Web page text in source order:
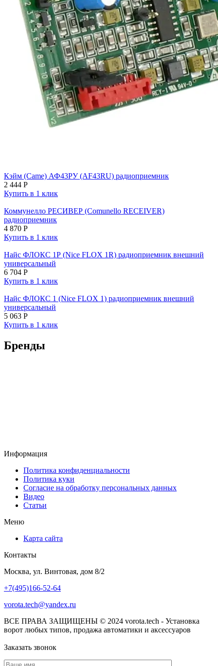
Кэйм (Came) АФ43РУ (AF43RU) радиоприемник
2 444 Р
Купить в 1 клик
Коммунелло РЕСИВЕР (Comunello RECEIVER)
радиоприемник
4 870 Р
Купить в 1 клик
Найс ФЛОКС 1Р (Nice FLOX 1R) радиоприемник внешний
универсальный
6 704 Р
Купить в 1 клик
Найс ФЛОКС 1 (Nice FLOX 1) радиоприемник внешний
универсальный
5 063 Р
Купить в 1 клик
Бренды
Информация
Политика конфиденциальности
Политика куки
Согласие на обработку персональных данных
Видео
Статьи
Меню
Карта сайта
Контакты
Москва, ул. Винтовая, дом 8/2
+7(495)166-52-64
vorota.tech@yandex.ru
ВСЕ ПРАВА ЗАЩИЩЕНЫ © 2024 vorota.tech - Установка
ворот любых типов, продажа автоматики и аксессуаров
Заказать звонок